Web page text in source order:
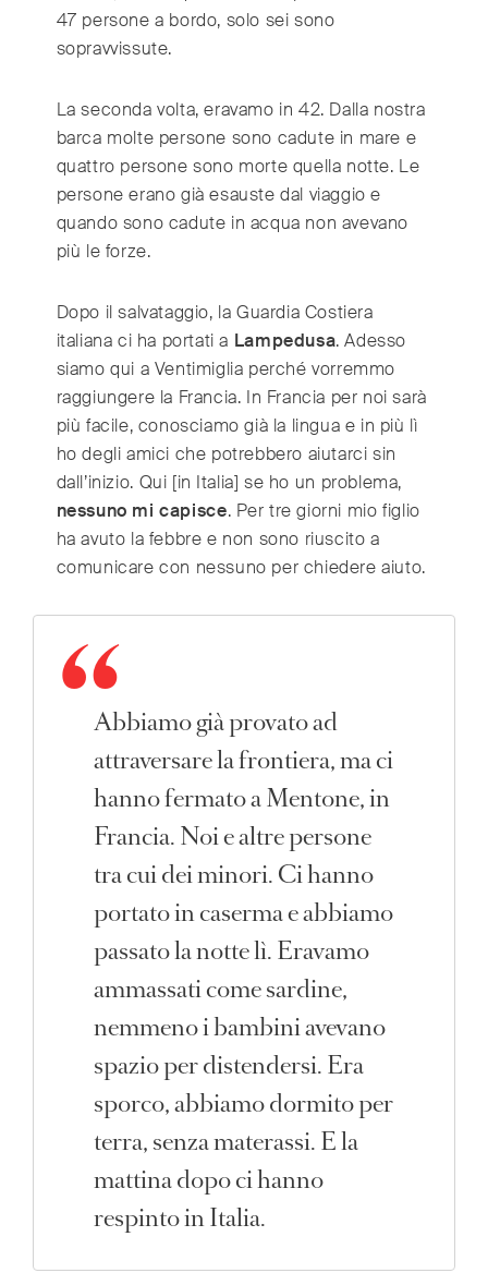
47 persone a bordo, solo sei sono
sopravvissute.
La seconda volta, eravamo in 42. Dalla nostra
barca molte persone sono cadute in mare e
quattro persone sono morte quella notte. Le
persone erano già esauste dal viaggio e
quando sono cadute in acqua non avevano
più le forze.
Dopo il salvataggio, la Guardia Costiera
italiana ci ha portati a Lampedusa. Adesso
siamo qui a Ventimiglia perché vorremmo
raggiungere la Francia. In Francia per noi sarà
più facile, conosciamo già la lingua e in più lì
ho degli amici che potrebbero aiutarci sin
dall’inizio. Qui [in Italia] se ho un problema,
nessuno mi capisce. Per tre giorni mio figlio
ha avuto la febbre e non sono riuscito a
comunicare con nessuno per chiedere aiuto.
Abbiamo già provato ad
attraversare la frontiera, ma ci
hanno fermato a Mentone, in
Francia. Noi e altre persone
tra cui dei minori. Ci hanno
portato in caserma e abbiamo
passato la notte lì. Eravamo
ammassati come sardine,
nemmeno i bambini avevano
spazio per distendersi. Era
sporco, abbiamo dormito per
terra, senza materassi. E la
mattina dopo ci hanno
respinto in Italia.